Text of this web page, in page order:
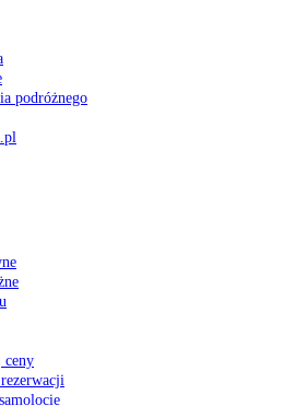
podróżnego
ceny
rezerwacji